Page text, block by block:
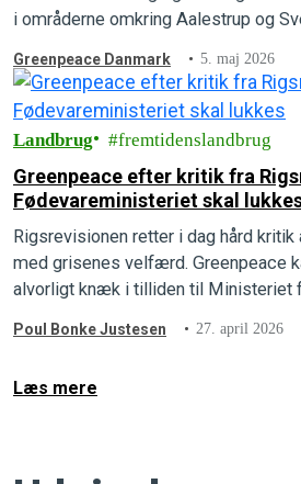
i områderne omkring Aalestrup og
Greenpeace Danmark 5. maj 2026
Landbrug fremtidenslandbrug
Greenpeace efter kritik fra
Fødevareministeriet skal
Rigsrevisionen retter i dag hård
med grisenes velfærd. Greenpeace
alvorligt knæk i tilliden til Ministeriet
nedlægges.
Poul Bonke Justesen 27. april 2026
Læs mere